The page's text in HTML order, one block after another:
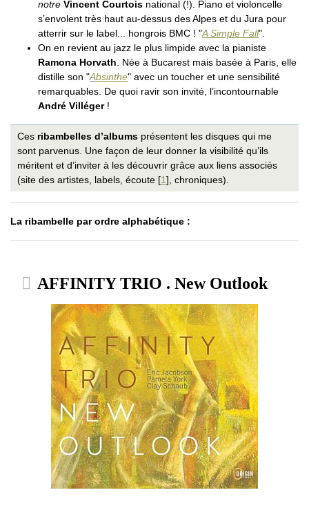
notre Vincent Courtois national (!). Piano et violoncelle
s’envolent très haut au-dessus des Alpes et du Jura pour
atterrir sur le label... hongrois BMC ! "A Simple Fall".
On en revient au jazz le plus limpide avec la pianiste
Ramona Horvath . Née à Bucarest mais basée à Paris, elle
distille son "Absinthe" avec un toucher et une sensibilité
remarquables. De quoi ravir son invité, l’incontournable
André Villéger!
Ces ribambelles d’albumsprésentent les disques qui me
sont parvenus. Une façon de leur donner la visibilité qu’ils
méritent et d’inviter à les découvrir grâce aux liens associés
(site des artistes, labels, écoute[1] , chroniques).
La ribambelle par ordre alphabétique :
AFFINITY TRIO . New Outlook